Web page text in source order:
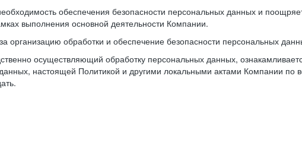
обеспечения безопасности персональных данных и
выполнения основной деятельности Компании.
организацию обработки и обеспечение безопасности персональных
осуществляющий обработку персональных данных,
настоящей Политикой и другими локальными актами Компании по